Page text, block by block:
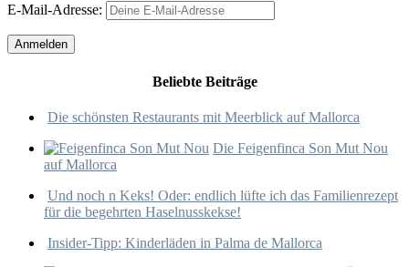
E-Mail-Adresse:
Beliebte Beiträge
Die schönsten Restaurants mit Meerblick auf Mallorca
Die Feigenfinca Son Mut Nou
auf Mallorca
Und noch n Keks! Oder: endlich lüfte ich das Familienrezept
für die begehrten Haselnusskekse!
Insider-Tipp: Kinderläden in Palma de Mallorca